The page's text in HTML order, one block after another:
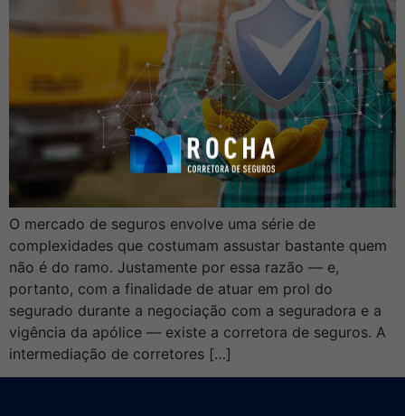
O mercado de seguros envolve uma série de
complexidades que costumam assustar bastante quem
não é do ramo. Justamente por essa razão — e,
portanto, com a finalidade de atuar em prol do
segurado durante a negociação com a seguradora e a
vigência da apólice — existe a corretora de seguros. A
intermediação de corretores […]